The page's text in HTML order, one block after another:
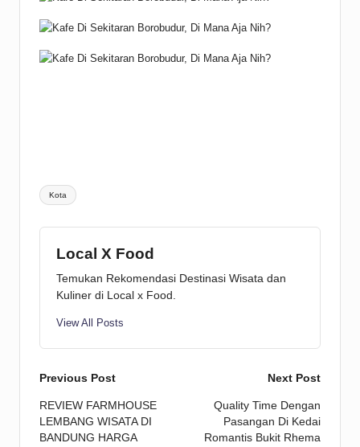
Tags:
Kota
Local X Food
Temukan Rekomendasi Destinasi Wisata dan
Kuliner di Local x Food.
View All Posts
Post
navigation
Previous Post
REVIEW FARMHOUSE
LEMBANG WISATA DI
BANDUNG HARGA
Next Post
Quality Time Dengan
Pasangan Di Kedai
Romantis Bukit Rhema